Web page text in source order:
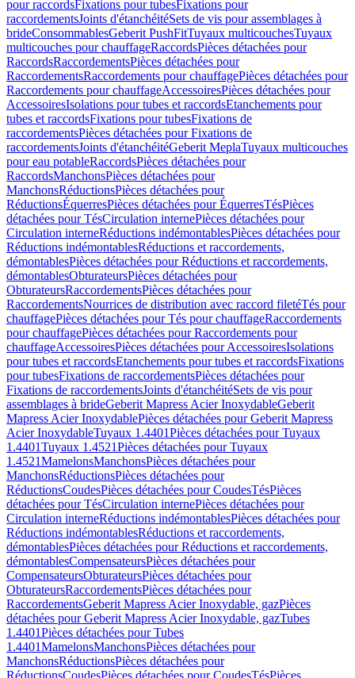
pour raccordsFixations pour tubesFixations pour
raccordementsJoints d'étanchéitéSets de vis pour assemblages à
brideConsommablesGeberit PushFitTuyaux multicouchesTuyaux
multicouches pour chauffageRaccordsPièces détachées pour
RaccordsRaccordementsPièces détachées pour
RaccordementsRaccordements pour chauffagePièces détachées pour
Raccordements pour chauffageAccessoiresPièces détachées pour
AccessoiresIsolations pour tubes et raccordsEtanchements pour
tubes et raccordsFixations pour tubesFixations de
raccordementsPièces détachées pour Fixations de
raccordementsJoints d'étanchéitéGeberit MeplaTuyaux multicouches
pour eau potableRaccordsPièces détachées pour
RaccordsManchonsPièces détachées pour
ManchonsRéductionsPièces détachées pour
RéductionsÉquerresPièces détachées pour ÉquerresTésPièces
détachées pour TésCirculation internePièces détachées pour
Circulation interneRéductions indémontablesPièces détachées pour
Réductions indémontablesRéductions et raccordements,
démontablesPièces détachées pour Réductions et raccordements,
démontablesObturateursPièces détachées pour
ObturateursRaccordementsPièces détachées pour
RaccordementsNourrices de distribution avec raccord filetéTés pour
chauffagePièces détachées pour Tés pour chauffageRaccordements
pour chauffagePièces détachées pour Raccordements pour
chauffageAccessoiresPièces détachées pour AccessoiresIsolations
pour tubes et raccordsEtanchements pour tubes et raccordsFixations
pour tubesFixations de raccordementsPièces détachées pour
Fixations de raccordementsJoints d'étanchéitéSets de vis pour
assemblages à brideGeberit Mapress Acier InoxydableGeberit
Mapress Acier InoxydablePièces détachées pour Geberit Mapress
Acier InoxydableTuyaux 1.4401Pièces détachées pour Tuyaux
1.4401Tuyaux 1.4521Pièces détachées pour Tuyaux
1.4521MamelonsManchonsPièces détachées pour
ManchonsRéductionsPièces détachées pour
RéductionsCoudesPièces détachées pour CoudesTésPièces
détachées pour TésCirculation internePièces détachées pour
Circulation interneRéductions indémontablesPièces détachées pour
Réductions indémontablesRéductions et raccordements,
démontablesPièces détachées pour Réductions et raccordements,
démontablesCompensateursPièces détachées pour
CompensateursObturateursPièces détachées pour
ObturateursRaccordementsPièces détachées pour
RaccordementsGeberit Mapress Acier Inoxydable, gazPièces
détachées pour Geberit Mapress Acier Inoxydable, gazTubes
1.4401Pièces détachées pour Tubes
1.4401MamelonsManchonsPièces détachées pour
ManchonsRéductionsPièces détachées pour
RéductionsCoudesPièces détachées pour CoudesTésPièces